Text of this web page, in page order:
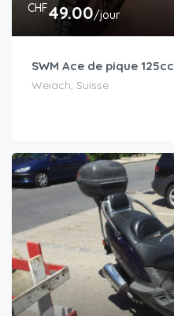
CHF49.00/jour
SWM Ace de pique 125cc
Weiach, Suisse